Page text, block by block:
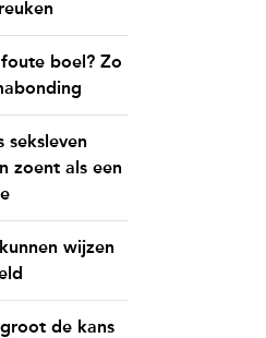
boel? Zo
seksleven
zoent als een
wijzen
de kans